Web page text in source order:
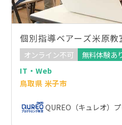
個別指導ベアーズ米原教
オンライン不可
無料体験あ
IT・Web
鳥取県 米子市
QUREO（キュレオ）